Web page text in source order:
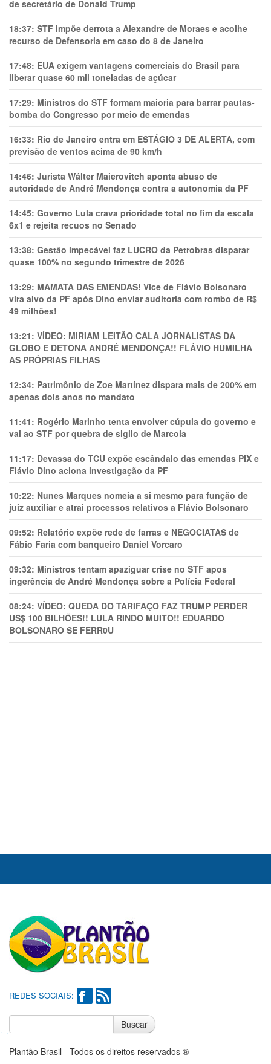
de secretário de Donald Trump
18:37: STF impõe derrota a Alexandre de Moraes e acolhe
recurso de Defensoria em caso do 8 de Janeiro
17:48: EUA exigem vantagens comerciais do Brasil para
liberar quase 60 mil toneladas de açúcar
17:29: Ministros do STF formam maioria para barrar pautas-
bomba do Congresso por meio de emendas
16:33: Rio de Janeiro entra em ESTÁGIO 3 DE ALERTA, com
previsão de ventos acima de 90 km/h
14:46: Jurista Wálter Maierovitch aponta abuso de
autoridade de André Mendonça contra a autonomia da PF
14:45: Governo Lula crava prioridade total no fim da escala
6x1 e rejeita recuos no Senado
13:38: Gestão impecável faz LUCRO da Petrobras disparar
quase 100% no segundo trimestre de 2026
13:29: MAMATA DAS EMENDAS! Vice de Flávio Bolsonaro
vira alvo da PF após Dino enviar auditoria com rombo de R$
49 milhões!
13:21: VÍDEO: MIRIAM LEITÃO CALA JORNALISTAS DA
GLOBO E DETONA ANDRÉ MENDONÇA!! FLÁVIO HUMILHA
AS PRÓPRIAS FILHAS
12:34: Patrimônio de Zoe Martínez dispara mais de 200% em
apenas dois anos no mandato
11:41: Rogério Marinho tenta envolver cúpula do governo e
vai ao STF por quebra de sigilo de Marcola
11:17: Devassa do TCU expõe escândalo das emendas PIX e
Flávio Dino aciona investigação da PF
10:22: Nunes Marques nomeia a si mesmo para função de
juiz auxiliar e atrai processos relativos a Flávio Bolsonaro
09:52: Relatório expõe rede de farras e NEGOCIATAS de
Fábio Faria com banqueiro Daniel Vorcaro
09:32: Ministros tentam apaziguar crise no STF apos
ingerência de André Mendonça sobre a Polícia Federal
08:24: VÍDEO: QUEDA DO TARIFAÇO FAZ TRUMP PERDER
US$ 100 BILHÕES!! LULA RINDO MUITO!! EDUARDO
BOLSONARO SE FERR0U
REDES SOCIAIS:
Buscar
Plantão Brasil - Todos os direitos reservados ®